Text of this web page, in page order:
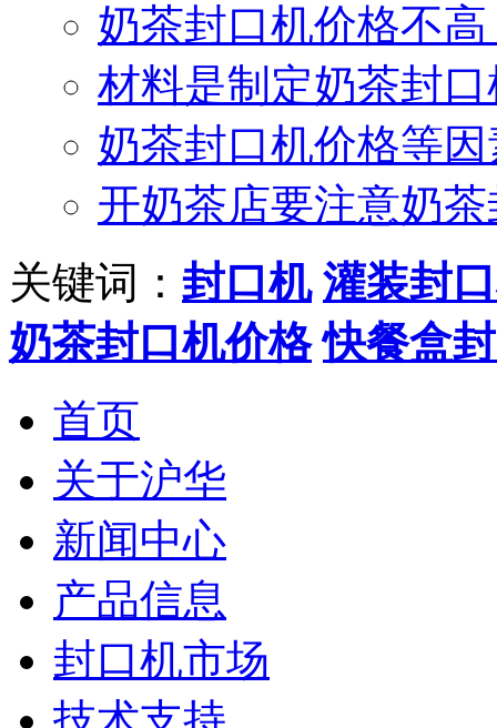
奶茶封口机价格不
材料是制定奶茶封
奶茶封口机价格等因
开奶茶店要注意奶
关键词： 封口机 灌装封
奶茶封口机价格 快餐盒
首页
关于沪华
新闻中心
产品信息
封口机市场